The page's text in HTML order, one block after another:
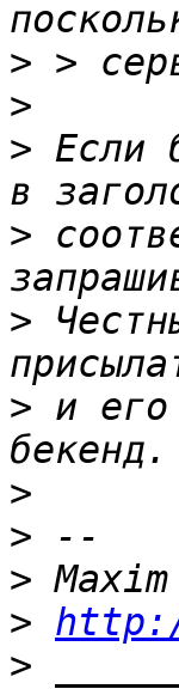
>
>
> Если
>
>
> и его
>
>
>
>
>